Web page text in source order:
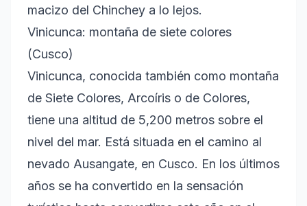
macizo del Chinchey a lo lejos.
Vinicunca: montaña de siete colores
(Cusco)
Vinicunca, conocida también como montaña
de Siete Colores, Arcoíris o de Colores,
tiene una altitud de 5,200 metros sobre el
nivel del mar. Está situada en el camino al
nevado Ausangate, en Cusco. En los últimos
años se ha convertido en la sensación